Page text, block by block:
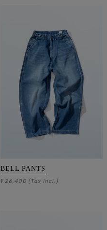
BELL PANTS
¥ 26,400 (Tax Incl.)